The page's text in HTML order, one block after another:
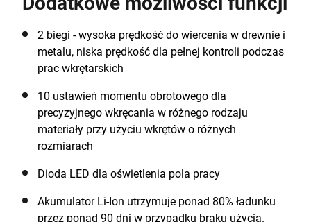
sprzęgło i 2-biegowa płynna regulacja prędkości
obrotowej zapewnia wydajne wiercenie i wkręcanie z
precyzją, podczas gdy kompaktowa i lekka
miejscach trudno dostępnych. Część rodziny
BLACK+DECKER o napięciu 18V w technologii litowo-
jonowej. Jeden system akumulatorowy, niekończące
się możliwości.
2 biegi - wysoka prędkość do wiercenia w drewnie i
metalu, niska prędkość dla pełnej kontroli podczas
prac wkrętarskich
10 ustawień momentu obrotowego dla
precyzyjnego wkręcania w różnego rodzaju
materiały przy użyciu wkrętów o różnych
rozmiarach
Dioda LED dla oświetlenia pola pracy
Akumulator Li-Ion utrzymuje ponad 80% ładunku
przez ponad 90 dni w przypadku braku użycia.